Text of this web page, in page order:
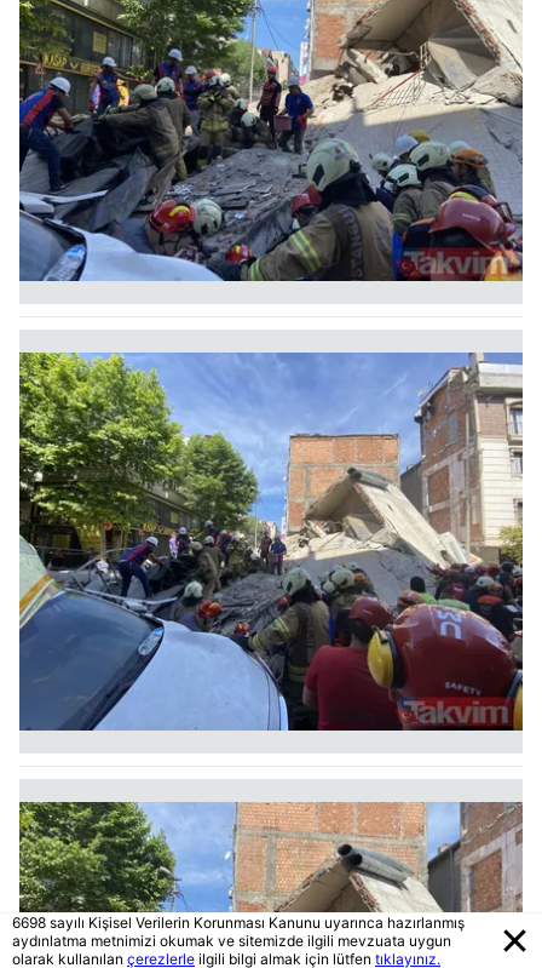
6698 sayılı Kişisel Verilerin Korunması Kanunu uyarınca hazırlanmış
aydınlatma metnimizi okumak ve sitemizde ilgili mevzuata uygun
olarak kullanılan çerezlerle ilgili bilgi almak için lütfen tıklayınız.